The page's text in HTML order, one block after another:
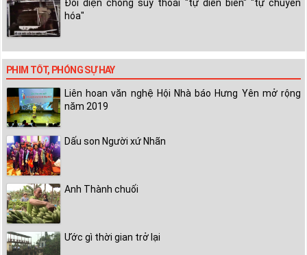
Đối diện chống suy thoái "tự diễn biến" "tự chuyển
hóa"
PHIM TỐT, PHÓNG SỰ HAY
Liên hoan văn nghệ Hội Nhà báo Hưng Yên mở rộng
năm 2019
Dấu son Người xứ Nhãn
Anh Thành chuối
Ước gì thời gian trở lại